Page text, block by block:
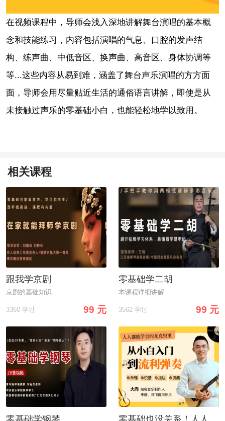
在视频课程中，导师会浅入深地讲解舞台演唱的基本概
念和技能练习，内容包括演唱的气息、口腔的发声结
构、练声曲、中低音区、换声曲、高音区、身体协调等
等...这些内容从易到难，涵盖了舞台声乐演唱的方方面
面，导师会用尽量贴近生活的通俗语言讲解，即使是从
未接触过声乐的零基础小白，也能轻松地学以致用。
相关课程
跟我学京剧
京剧的基础知识
3360 学过 99 元
零基础学二胡
本课程详细讲解
3562 学过 99 元
零基础学钢琴